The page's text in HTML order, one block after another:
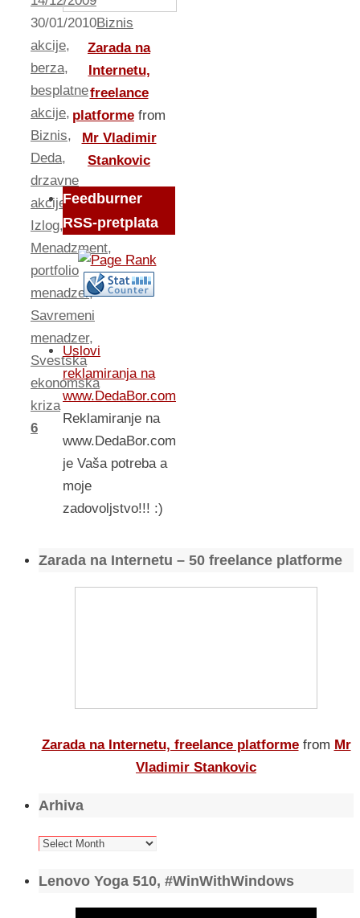
30/01/2010Biznis
akcije,
berza,
besplatne
akcije,
Biznis,
Deda,
drzavne
akcije,
Izlog,
Menadzment,
portfolio
menadzer,
Savremeni
menadzer,
Svestska
ekonomska
kriza
6
Zarada na
Internetu,
freelance
platforme from
Mr Vladimir
Stankovic
Feedburner
RSS-pretplata
Uslovi
reklamiranja na
www.DedaBor.com
Reklamiranje na
www.DedaBor.com
je Vaša potreba a
moje
zadovoljstvo!!! :)
Zarada na Internetu – 50 freelance platforme
Zarada na Internetu, freelance platforme from Mr
Vladimir Stankovic
Arhiva
Arhiva
Lenovo Yoga 510, #WinWithWindows